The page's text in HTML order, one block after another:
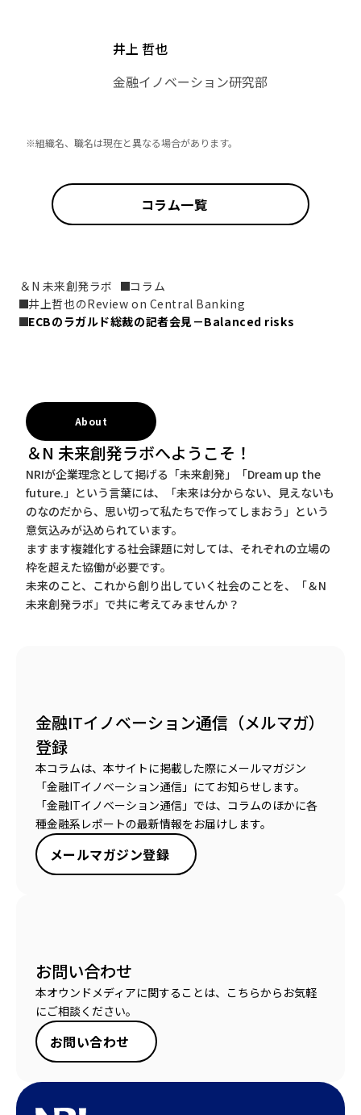
井上 哲也
金融イノベーション研究部
※組織名、職名は現在と異なる場合があります。
コラム一覧
＆N 未来創発ラボ
コラム
井上哲也のReview on Central Banking
ECBのラガルド総裁の記者会見－Balanced risks
About
＆N 未来創発ラボへようこそ！
NRIが企業理念として掲げる「未来創発」「Dream up the
future.」という言葉には、「未来は分からない、見えないも
のなのだから、思い切って私たちで作ってしまおう」という
意気込みが込められています。
ますます複雑化する社会課題に対しては、それぞれの立場の
枠を超えた協働が必要です。
未来のこと、これから創り出していく社会のことを、「＆N
未来創発ラボ」で共に考えてみませんか？
金融ITイノベーション通信（メルマガ）
登録
本コラムは、本サイトに掲載した際にメールマガジン
「金融ITイノベーション通信」にてお知らせします。
「金融ITイノベーション通信」では、コラムのほかに各
種金融系レポートの最新情報をお届けします。
メールマガジン登録
お問い合わせ
本オウンドメディアに関することは、こちらからお気軽
にご相談ください。
お問い合わせ